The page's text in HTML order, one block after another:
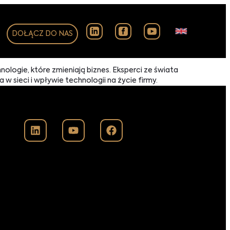
DOŁĄCZ DO NAS
które zmieniają biznes. Eksperci ze świata
sieci i wpływie technologii na życie firmy.​